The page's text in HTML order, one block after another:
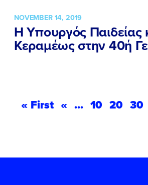
NOVEMBER 14, 2019
Η Υπουργός
Κεραμέως στην 40ή
« First « ... 10 20 30